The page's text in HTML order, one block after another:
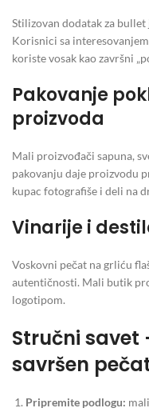
Stilizovan dodatak za
Korisnici sa
koriste vosak kao završni
Pakovanje
proizvoda
Mali proizvođači sapuna,
pakovanju daje proizvodu
kupac fotografiše i deli na
Vinarije i
Voskovni pečat na grliću
autentičnosti. Mali butik
logotipom.
Stručni
savršen
Pripremite podlogu: